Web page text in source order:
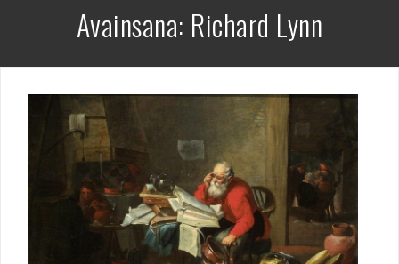
Avainsana: Richard Lynn